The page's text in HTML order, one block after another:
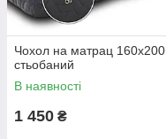
Чохол на матрац 160х200
стьобаний
В наявності
1 450 ₴